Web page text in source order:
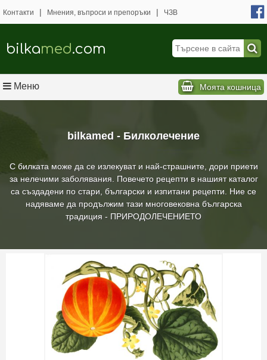
bilkamed - Билколечение
С билката може да се излекуват и най-страшните, дори приети
за нелечими заболявания. Повечето рецепти в нашият каталог
са създадени по стари, български и изпитани рецепти. Ние се
надяваме да продължим тази многовековна българска
традиция - ПРИРОДОЛЕЧЕНИЕТО
Контакти | Мнения, въпроси и препоръки | ЧЗВ
bilkamed.com
Меню Моята кошница